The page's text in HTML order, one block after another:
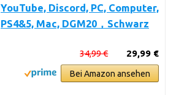
YouTube, Discord, PC, Computer,
PS4&5, Mac, DGM20，Schwarz
29,99 €
34,99 €
Bei Amazon ansehen